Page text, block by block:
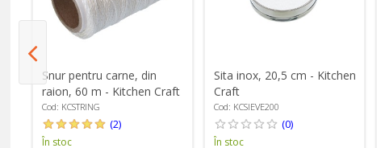
Snur pentru carne, din
raion, 60 m - Kitchen Craft
Cod: KCSTRING
(2)
În stoc
Sita inox, 20,5 cm - Kitchen
Craft
Cod: KCSIEVE200
(0)
În stoc